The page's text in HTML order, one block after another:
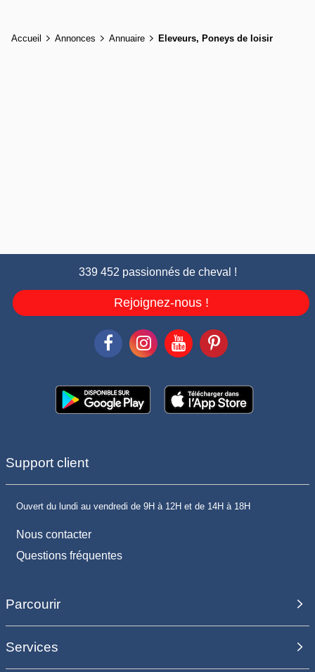
Accueil Annonces Annuaire Eleveurs, Poneys de loisir
339 452 passionnés de cheval !
Rejoignez-nous !
Support client
Ouvert du lundi au vendredi de 9H à 12H et de 14H à 18H
Nous contacter
Questions fréquentes
Parcourir
Services